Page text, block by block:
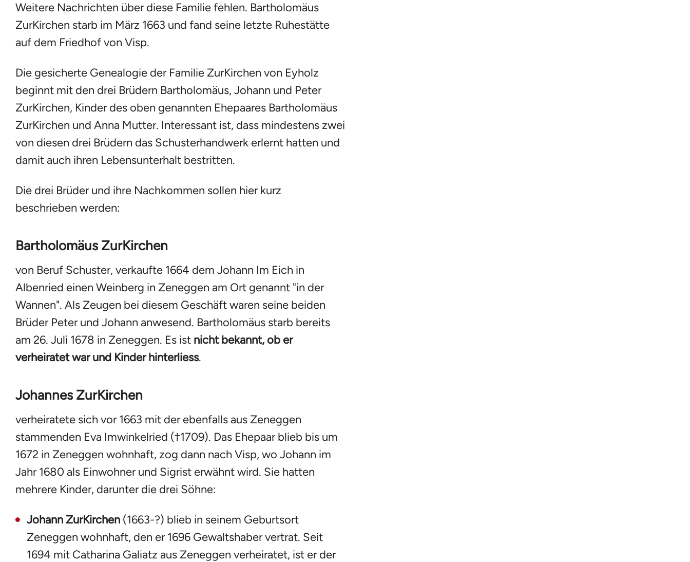
Weitere Nachrichten über diese Familie fehlen. Bartholomäus
ZurKirchen starb im März 1663 und fand seine letzte Ruhestätte
auf dem Friedhof von Visp.
Die gesicherte Genealogie der Familie ZurKirchen von Eyholz
beginnt mit den drei Brüdern Bartholomäus, Johann und Peter
ZurKirchen, Kinder des oben genannten Ehepaares Bartholomäus
ZurKirchen und Anna Mutter. Interessant ist, dass mindestens zwei
von diesen drei Brüdern das Schusterhandwerk erlernt hatten und
damit auch ihren Lebensunterhalt bestritten.
Die drei Brüder und ihre Nachkommen sollen hier kurz
beschrieben werden:
Bartholomäus ZurKirchen
von Beruf Schuster, verkaufte 1664 dem Johann Im Eich in
Albenried einen Weinberg in Zeneggen am Ort genannt "in der
Wannen". Als Zeugen bei diesem Geschäft waren seine beiden
Brüder Peter und Johann anwesend. Bartholomäus starb bereits
am 26. Juli 1678 in Zeneggen. Es ist nicht bekannt, ob er
verheiratet war und Kinder hinterliess.
Johannes ZurKirchen
verheiratete sich vor 1663 mit der ebenfalls aus Zeneggen
stammenden Eva Imwinkelried (†1709). Das Ehepaar blieb bis um
1672 in Zeneggen wohnhaft, zog dann nach Visp, wo Johann im
Jahr 1680 als Einwohner und Sigrist erwähnt wird. Sie hatten
mehrere Kinder, darunter die drei Söhne:
Johann ZurKirchen (1663-?) blieb in seinem Geburtsort
Zeneggen wohnhaft, den er 1696 Gewaltshaber vertrat. Seit
1694 mit Catharina Galiatz aus Zeneggen verheiratet, ist er der